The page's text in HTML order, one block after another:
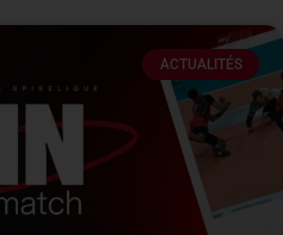
ACTUALITÉS